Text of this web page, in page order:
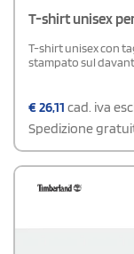
T-shirt unisex
T-shirt unisex con
stampato sul
€26,11 cad. iva
Spedizione